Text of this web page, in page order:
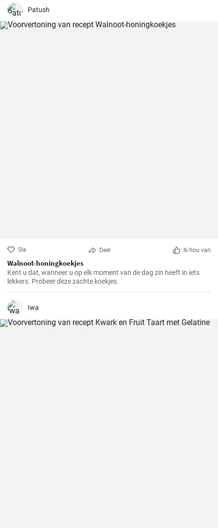
hebben het recept door de jaren heen zorgvuldig verfijnd en hopen
Patush
Sla Deel Ik hou van
Walnoot-honingkoekjes
Kent u dat, wanneer u op elk moment van de dag zin heeft in iets
lekkers. Probeer deze zachte koekjes.
Iwa